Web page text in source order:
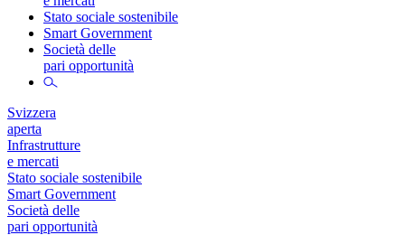
Stato sociale sostenibile
Smart Government
Società delle
pari opportunità
Svizzera
aperta
Infrastrutture
e mercati
Stato sociale sostenibile
Smart Government
Società delle
pari opportunità